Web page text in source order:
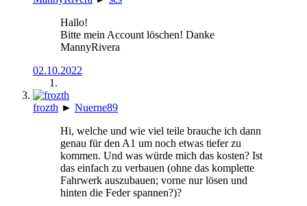
Hallo!
Bitte mein Account löschen! Danke
MannyRivera
02.10.2022
frozth ► Nuerne89
Hi, welche und wie viel teile brauche ich dann
genau für den A1 um noch etwas tiefer zu
kommen. Und was würde mich das kosten? Ist
das einfach zu verbauen (ohne das komplette
Fahrwerk auszubauen; vorne nur lösen und
hinten die Feder spannen?)?